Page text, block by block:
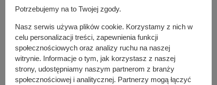
Utrudnienia w ruchu w
dniach 1-5 grudnia 2025
r.!
Dodano2025-11-28
Potrzebujemy na to Twojej zgody.
Nasz serwis używa plików cookie. Korzystamy z nich w
celu personalizacji treści, zapewnienia funkcji
społecznościowych oraz analizy ruchu na naszej
witrynie. Informacje o tym, jak korzystasz z naszej
strony, udostępniamy naszym partnerom z branży
społecznościowej i analitycznej. Partnerzy mogą łączyć